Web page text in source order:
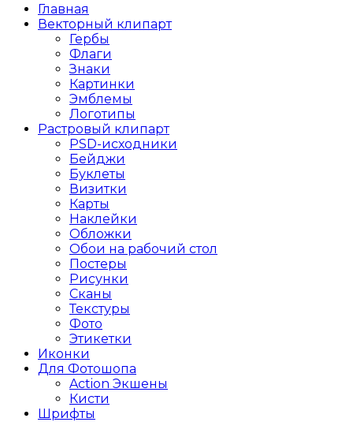
Главная
Векторный клипарт
Гербы
Флаги
Знаки
Картинки
Эмблемы
Логотипы
Растровый клипарт
PSD-исходники
Бейджи
Буклеты
Визитки
Карты
Наклейки
Обложки
Обои на рабочий стол
Постеры
Рисунки
Сканы
Текстуры
Фото
Этикетки
Иконки
Для Фотошопа
Action Экшены
Кисти
Шрифты